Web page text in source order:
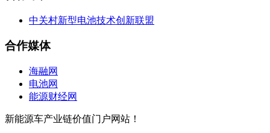
中关村新型电池技术创新联盟
合作媒体
海融网
电池网
能源财经网
新能源车产业链价值门户网站！